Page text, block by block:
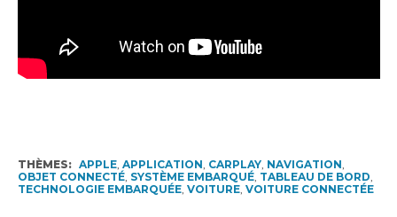
THÈMES: APPLE, APPLICATION CARPLAY, NAVIGATION
OBJET CONNECTÉ, SYSTÈME EMBARQUÉ, TABLEAU DE BORD
TECHNOLOGIE EMBARQUÉE, VOITURE, VOITURE CONNECTÉE